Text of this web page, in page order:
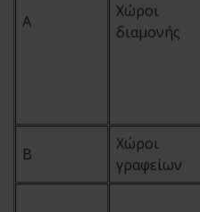
A
Χώροι
διαμονής
B
Χώροι
γραφείων